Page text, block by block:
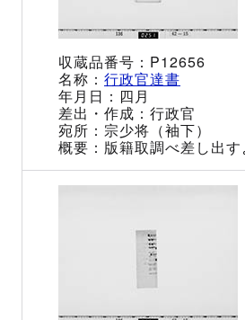
P12656
行政官達書
四月
行政官
宗少将（袖下）
版籍取調べ差し出